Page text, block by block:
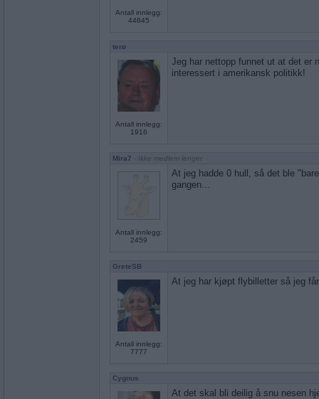
Antall innlegg:
44845
terø
Antall innlegg:
1916
Jeg har nettopp funnet ut at det er
interessert i amerikansk politikk!
Mira7 - Ikke medlem lenger
Antall innlegg:
2459
At jeg hadde 0 hull, så det ble
gangen...
GreteSB
Antall innlegg:
7777
At jeg har kjøpt flybilletter så jeg
Cygnus
At det skal bli deilig å snu nesen